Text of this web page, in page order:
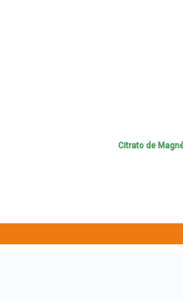
Citrato de